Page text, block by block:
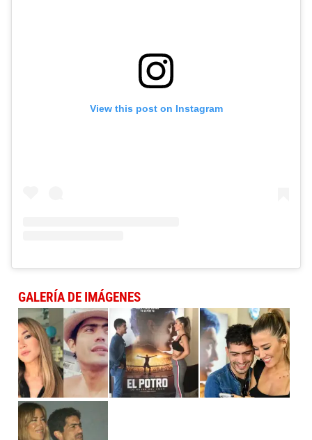
View this post on Instagram
GALERÍA DE IMÁGENES